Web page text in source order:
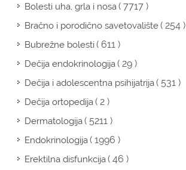
Bolesti uha, grla i nosa( 7717 )
Bračno i porodično savetovalište( 254 )
Bubrežne bolesti( 611 )
Dečija endokrinologija( 29 )
Dečija i adolescentna psihijatrija( 531 )
Dečija ortopedija( 2 )
Dermatologija( 5211 )
Endokrinologija( 1996 )
Erektilna disfunkcija( 46 )